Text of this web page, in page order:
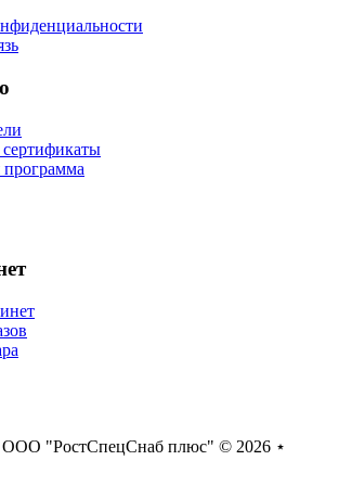
программа
ООО "РостСпецСнаб плюс" © 2026 ⋆